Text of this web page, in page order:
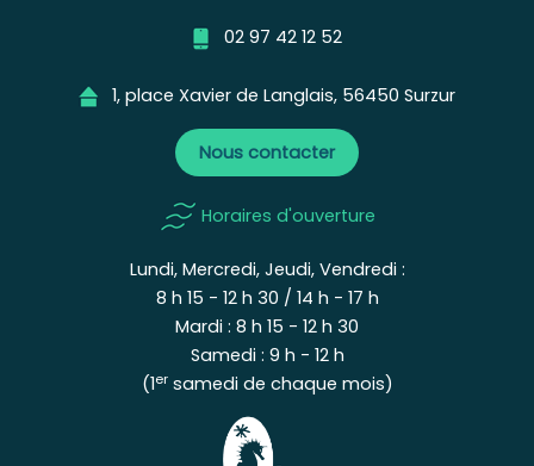
02 97 42 12 52
1, place Xavier de Langlais, 56450 Surzur
Nous contacter
Horaires d'ouverture
Lundi, Mercredi, Jeudi, Vendredi :
8 h 15 - 12 h 30 / 14 h - 17 h
Mardi : 8 h 15 - 12 h 30
Samedi : 9 h - 12 h
(1ersamedi de chaque mois)